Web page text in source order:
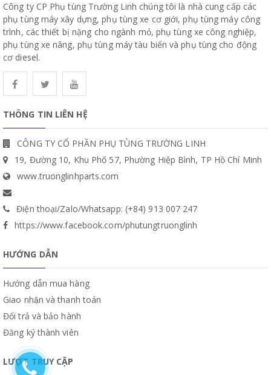
Công ty CP Phụ tùng Trường Linh chúng tôi là nhà cung cấp các
phụ tùng máy xây dựng, phụ tùng xe cơ giới, phụ tùng máy công
trình, các thiết bị nặng cho ngành mỏ, phụ tùng xe công nghiệp,
phụ tùng xe nâng, phụ tùng máy tàu biển và phụ tùng cho động
cơ diesel.
THÔNG TIN LIÊN HỆ
CÔNG TY CỔ PHẦN PHỤ TÙNG TRƯỜNG LINH
19, Đường 10, Khu Phố 57, Phường Hiệp Bình, TP Hồ Chí Minh
www.truonglinhparts.com
Điện thoại/Zalo/Whatsapp: (+84) 913 007 247
https://www.facebook.com/phutungtruonglinh
HƯỚNG DẪN
Hướng dẫn mua hàng
Giao nhận và thanh toán
Đổi trả và bảo hành
Đăng ký thành viên
LƯỢT TRUY CẬP